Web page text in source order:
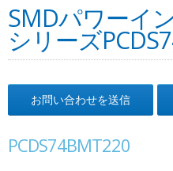
SMDパワーイ
シリーズ
お問い合わせを送信
PCDS74BMT220